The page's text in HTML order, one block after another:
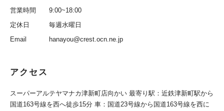
営業時間
9:00~18:00
定休日
毎週水曜日
Email
hanayou@crest.ocn.ne.jp
アクセス
スーパーアルテヤマナカ津新町店向かい 最寄り駅：近鉄津新町駅から
国道163号線を西へ徒歩15分 車：国道23号線から国道163号線を西に